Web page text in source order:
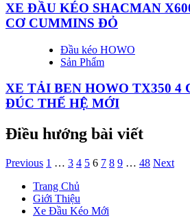
XE ĐẦU KÉO SHACMAN
CƠ CUMMINS ĐỎ
Đầu kéo HOWO
Sản Phẩm
XE TẢI BEN HOWO TX350 4
ĐÚC THẾ HỆ MỚI
Điều hướng bài viết
Previous 1 … 3 4 5 6 7 8 9 … 48 Next
Trang Chủ
Giới Thiệu
Xe Đầu Kéo Mới